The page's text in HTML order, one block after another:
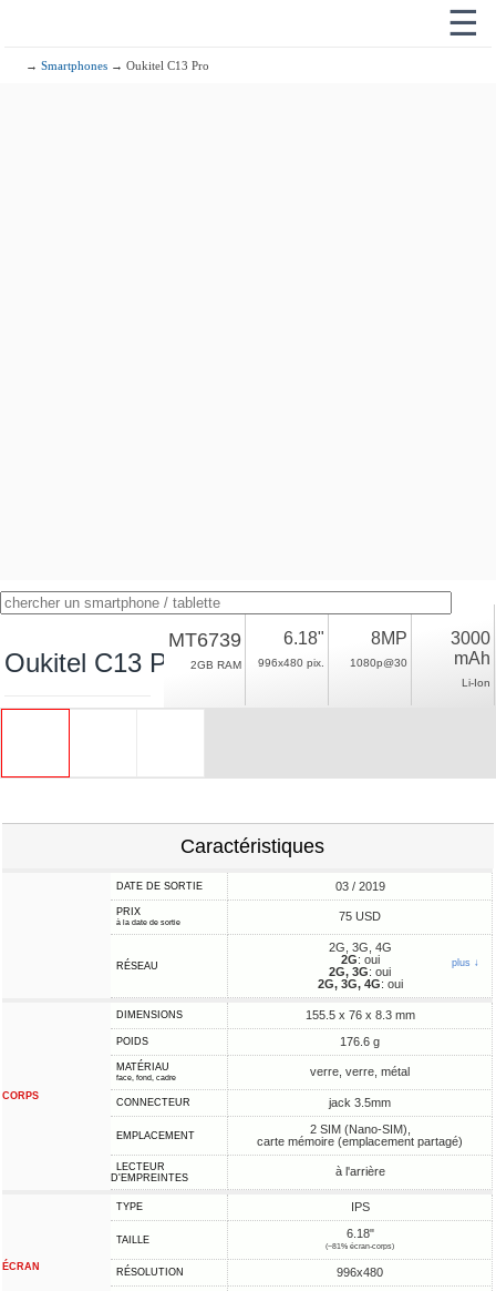
☰
→Smartphones → Oukitel C13 Pro
Oukitel C13 Pro
MT6739
2GB RAM
6.18"
996x480 pix.
8MP
1080p@30
3000
mAh
Li-Ion
Caractéristiques
DATE DE SORTIE 03 / 2019
PRIX
à la date de sortie 75 USD
RÉSEAU
2G, 3G, 4G
plus ↓
2G: oui
2G, 3G: oui
2G, 3G, 4G: oui
CORPS
DIMENSIONS 155.5 x 76 x 8.3 mm
POIDS 176.6 g
MATÉRIAU
face, fond, cadre verre, verre, métal
CONNECTEUR jack 3.5mm
EMPLACEMENT
2 SIM (Nano-SIM),
carte mémoire (emplacement partagé)
LECTEUR
D'EMPREINTES
à l'arrière
ÉCRAN
TYPE IPS
TAILLE 6.18"
(~81% écran-corps)
RÉSOLUTION 996x480